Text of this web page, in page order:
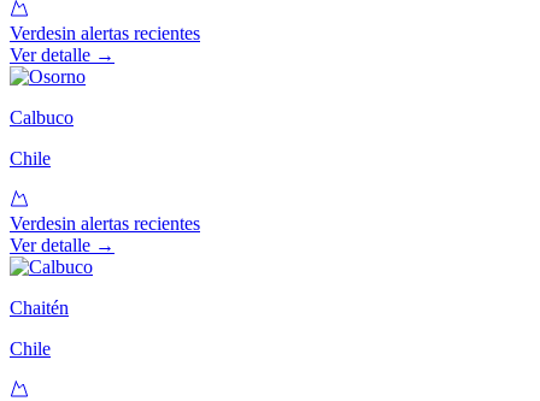
Verdesin alertas recientes
Ver detalle →
Calbuco
Chile
Verdesin alertas recientes
Ver detalle →
Chaitén
Chile